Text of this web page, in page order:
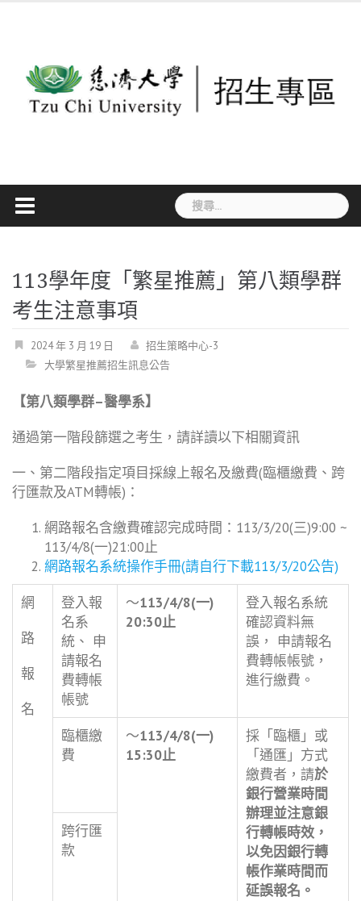
搜
尋
字:
113學年度「繁星推薦」第八類學群
考生注意事項
2024 年 3 月 19 日
招生策略中心-3
大學繁星推薦招生訊息公告
【第八類學群–醫學系】
通過第一階段篩選之考生，請詳讀以下相關資訊
一、第二階段指定項目採線上報名及繳費(臨櫃繳費、跨
行匯款及ATM轉帳)：
網路報名含繳費確認完成時間：113/3/20(三)9:00 ~
113/4/8(一)21:00止
網路報名系統操作手冊(請自行下載113/3/20公告)
網
路
報
名
登入報
名系
統、 申
請報名
費轉帳
帳號
～113/4/8(一)
20:30止
登入報名系統
確認資料無
誤， 申請報名
費轉帳帳號，
進行繳費。
臨櫃繳
費
～113/4/8(一)
15:30止
採「臨櫃」或
「通匯」方式
繳費者，請於
銀行營業時間
辦理並注意銀
行轉帳時效，
以免因銀行轉
帳作業時間而
延誤報名。
跨行匯
款